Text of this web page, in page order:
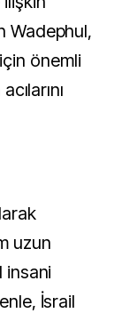
Wadephul,
önemli
uzun
insani
İsrail